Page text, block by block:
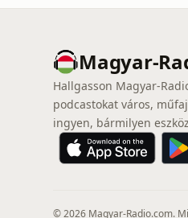
Magyar-
Hallgasson Magyar-
podcastokat város,
ingyen, bármilyen
© 2026 Magyar-Radio.com.